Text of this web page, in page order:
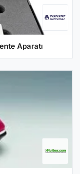
Aparatı